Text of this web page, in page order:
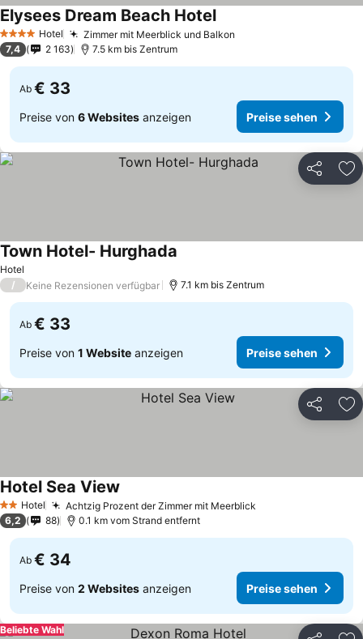
4 Sterne Hotel Zimmer mit Meerblick und Balkon
Elysees Dream Beach Hotel
7,4 2 163 7.5 km bis Zentrum
Ab € 33
Preise von 6 Websites anzeigen Preise sehen
Teilen
Hotel
Town Hotel- Hurghada
/ Keine Rezensionen verfügbar 7.1 km bis Zentrum
Ab € 33
Preise von 1 Website anzeigen Preise sehen
Teilen
2 Sterne
Hotel Achtzig Prozent der Zimmer mit Meerblick
Hotel Sea View
6,2 88 0.1 km vom Strand entfernt
Ab € 34
Preise von 2 Websites anzeigen Preise sehen
Beliebte Wahl